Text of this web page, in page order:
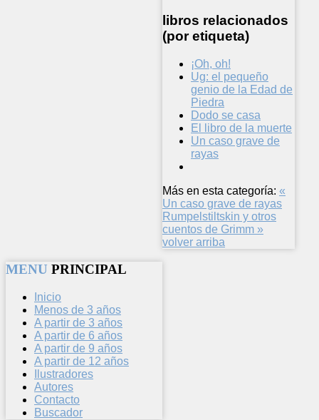
libros relacionados
(por etiqueta)
¡Oh, oh!
Ug: el pequeño
genio de la Edad de
Piedra
Dodo se casa
El libro de la muerte
Un caso grave de
rayas
Más en esta categoría: «
Un caso grave de rayas
Rumpelstiltskin y otros
cuentos de Grimm »
volver arriba
MENU PRINCIPAL
Inicio
Menos de 3 años
A partir de 3 años
A partir de 6 años
A partir de 9 años
A partir de 12 años
Ilustradores
Autores
Contacto
Buscador